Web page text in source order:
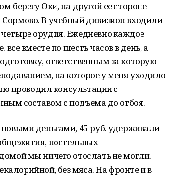
берегу Оки, на другой ее стороне
В учебный дивизион входили
орудия. Ежедневно каждое
вместе по шесть часов в день, а
ответственным за которую
на которое у меня уходило
проводил консультации с
составом с подъема до отбоя.
деньгами, 45 руб. удерживали
постельных
мы ничего отослать не могли.
без мяса. На фронте и в